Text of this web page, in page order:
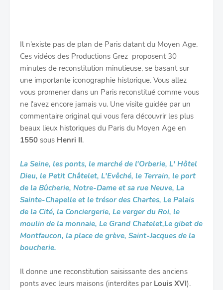
Il n’existe pas de plan de Paris datant du Moyen Age.
Ces vidéos des Productions Grez proposent 30
minutes de reconstitution minutieuse, se basant sur
une importante iconographie historique. Vous allez
vous promener dans un Paris reconstitué comme vous
ne l'avez encore jamais vu. Une visite guidée par un
commentaire original qui vous fera découvrir les plus
beaux lieux historiques du Paris du Moyen Age en
1550 sous Henri II.
La Seine, les ponts, le marché de l'Orberie, L' Hôtel
Dieu, le Petit Châtelet, L'Evêché, le Terrain, le port
de la Bûcherie, Notre-Dame et sa rue Neuve, La
Sainte-Chapelle et le trésor des Chartes, Le Palais
de la Cité, la Conciergerie, Le verger du Roi, le
moulin de la monnaie, Le Grand Chatelet,Le gibet de
Montfaucon, la place de grève, Saint-Jacques de la
boucherie.
Il donne une reconstitution saisissante des anciens
ponts avec leurs maisons (interdites par Louis XVI).